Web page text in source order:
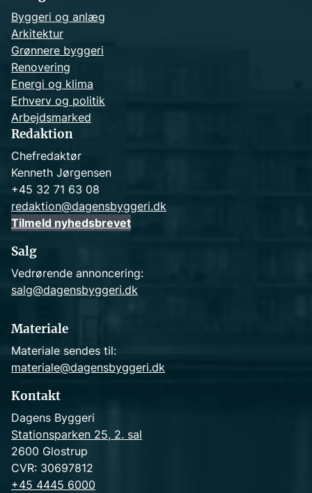
Byggeri og anlæg
Arkitektur
Grønnere byggeri
Renovering
Energi og klima
Erhverv og politik
Arbejdsmarked
Redaktion
Chefredaktør
Kenneth Jørgensen
+45 32 71 63 08
redaktion@dagensbyggeri.dk
Tilmeld nyhedsbrevet
Salg
Vedrørende annoncering:
salg@dagensbyggeri.dk
Materiale
Materiale sendes til:
materiale@dagensbyggeri.dk
Kontakt
Dagens Byggeri
Stationsparken 25, 2. sal
2600 Glostrup
CVR: 30697812
+45 4445 6000